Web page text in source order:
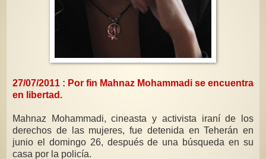
27/07/2011 : Por fin Mahnaz Mohammadi se encuentra
en libertad.
Mahnaz Mohammadi, cineasta y activista iraní de los
derechos de las mujeres, fue detenida en Teherán en
junio el domingo 26, después de una búsqueda en su
casa por la policía.